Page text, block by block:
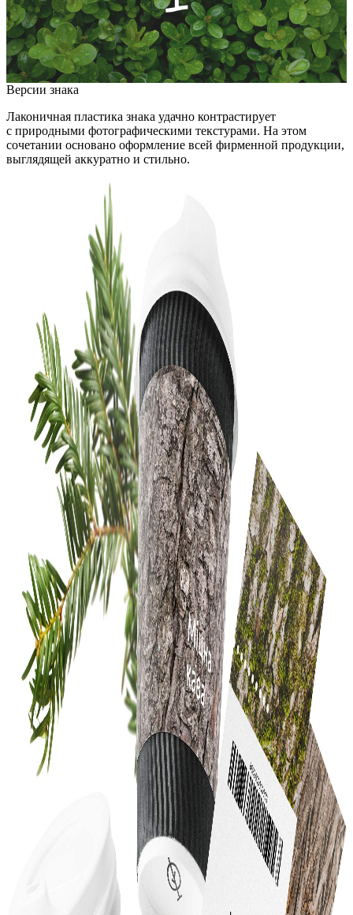
Версии знака
Лаконичная пластика знака удачно контрастирует
с природными фотографическими текстурами. На этом
сочетании основано оформление всей фирменной продукции,
выглядящей аккуратно и стильно.